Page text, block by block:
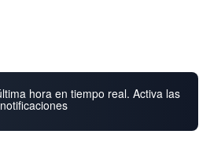
hora en tiempo real. Activa las
notificaciones